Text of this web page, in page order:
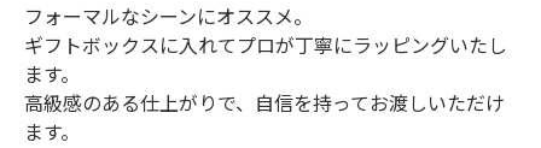
フォーマルなシーンにオススメ。
ギフトボックスに入れてプロが丁寧にラッピングいたし
ます。
高級感のある仕上がりで、自信を持ってお渡しいただけ
ます。